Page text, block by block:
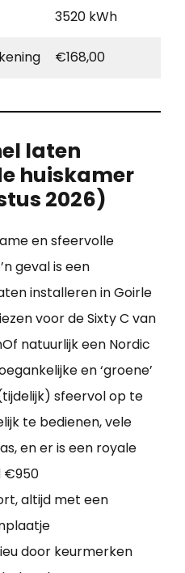
3520 kWh
€168,00
laten
huiskamer
2026)
en sfeervolle
geval is een
installeren in Goirle
voor de Sixty C van
natuurlijk een Nordic
en ‘groene’
sfeervol op te
te bedienen, vele
en er is een royale
€950
altijd met een
door keurmerken